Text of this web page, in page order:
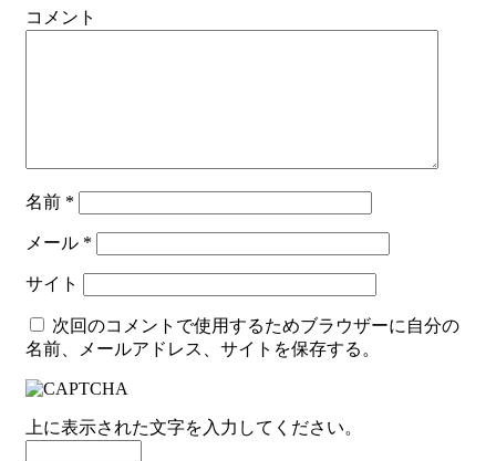
コメント
名前 *
メール *
サイト
次回のコメントで使用するためブラウザーに自分の
名前、メールアドレス、サイトを保存する。
上に表示された文字を入力してください。